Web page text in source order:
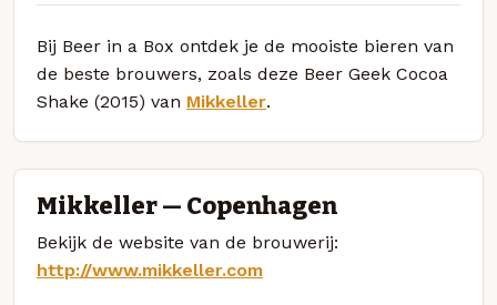
Bij Beer in a Box ontdek je de mooiste bieren van
de beste brouwers, zoals deze Beer Geek Cocoa
Shake (2015) van Mikkeller.
Mikkeller — Copenhagen
Bekijk de website van de brouwerij:
http://www.mikkeller.com